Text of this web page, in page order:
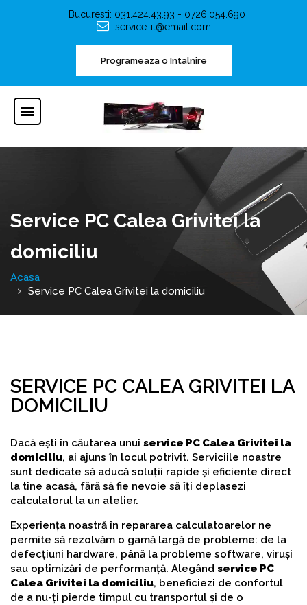
Bucuresti: 031.424.43.93 - 0726.054.690
service-it@email.com
Programeaza o Intalnire
Service PC Calea Grivitei la
domiciliu
Acasa
Service PC Calea Grivitei la domiciliu
SERVICE PC CALEA GRIVITEI LA
DOMICILIU
Dacă ești în căutarea unui service PC Calea Grivitei la
domiciliu, ai ajuns în locul potrivit. Serviciile noastre
sunt dedicate să aducă soluții rapide și eficiente direct
la tine acasă, fără să fie nevoie să îți deplasezi
calculatorul la un atelier.
Experiența noastră în repararea calculatoarelor ne
permite să rezolvăm o gamă largă de probleme: de la
defecțiuni hardware, până la probleme software, viruși
sau optimizări de performanță. Alegând service PC
Calea Grivitei la domiciliu, beneficiezi de confortul
de a nu-ți pierde timpul cu transportul și de o